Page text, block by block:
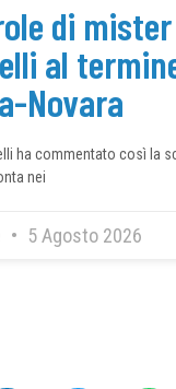
di mister
al
Novara
ha commentato così la
nei
5 Agosto 2026